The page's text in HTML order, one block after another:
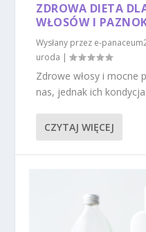
ZDROWA DIETA
WŁOSÓW I
Wysłany przez e-
uroda |
Zdrowe włosy i mocne
nas, jednak ich
CZYTAJ WIĘCEJ